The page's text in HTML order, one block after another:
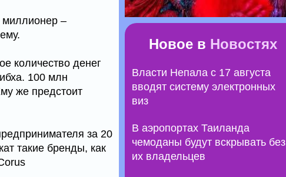
миллионер –
количество денег
100 млн
же предстоит
за 20
такие бренды, как
Новое в Новостях
Власти Непала с 17 августа
вводят систему электронных
виз
В аэропортах Таиланда
чемоданы будут вскрывать без
их владельцев